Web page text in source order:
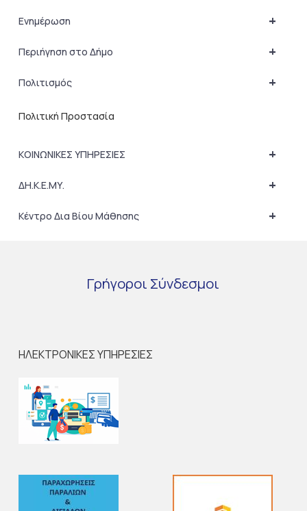
+
Ενημέρωση
+
Περιήγηση στο Δήμο
+
Πολιτισμός
Πολιτική Προστασία
+
ΚΟΙΝΩΝΙΚΕΣ ΥΠΗΡΕΣΙΕΣ
+
ΔΗ.Κ.Ε.ΜΥ.
+
Κέντρο Δια Βίου Μάθησης
Γρήγοροι Σύνδεσμοι
ΗΛΕΚΤΡΟΝΙΚΕΣ ΥΠΗΡΕΣΙΕΣ